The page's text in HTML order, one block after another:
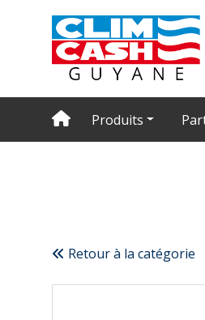
Produits
Retour à la catégorie